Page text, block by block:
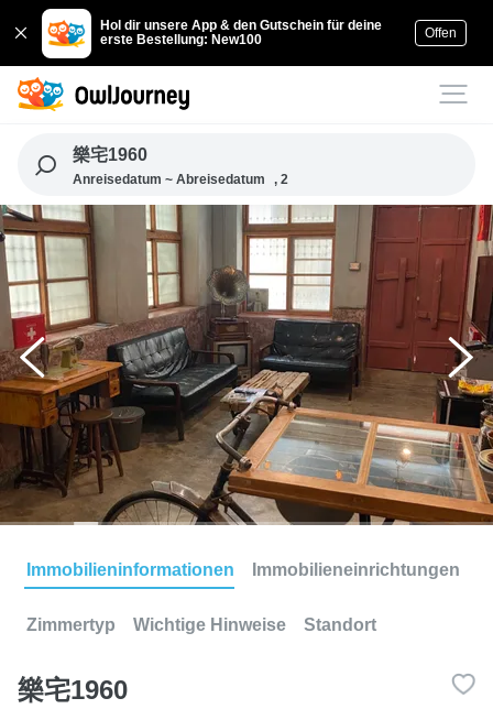
Hol dir unsere App & den Gutschein für deine
erste Bestellung: New100
Offen
樂宅1960
Anreisedatum ~ Abreisedatum , 2
Immobilieninformationen Immobilieneinrichtungen
Zimmertyp Wichtige Hinweise Standort
樂宅1960